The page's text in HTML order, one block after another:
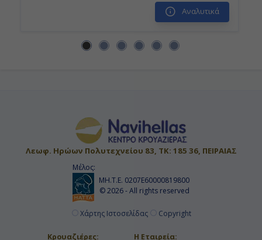
Αναλυτικά
Λεωφ. Ηρώων Πολυτεχνείου 83, ΤΚ: 185 36, ΠΕΙΡΑΙΑΣ
Μέλος:
ΜΗ.Τ.Ε. 0207Ε60000819800
© 2026 - All rights reserved
Χάρτης Ιστοσελίδας Copyright
Κρουαζιέρες:
Η Εταιρεία: